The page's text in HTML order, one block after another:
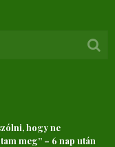
hogy ne
meg” – 6 nap után